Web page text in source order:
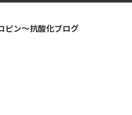
ピン～抗酸化ブログ